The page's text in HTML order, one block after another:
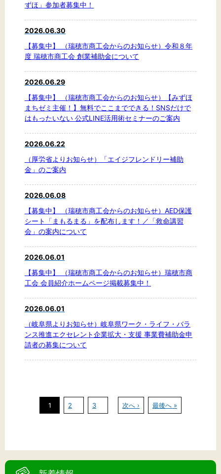
ずほ」参加者募集中！
2026.06.30
【募集中】 （瑞穂市商工会からのお知らせ）令和８年
度 瑞穂市商工会 創業補助金について
2026.06.29
【募集中】 （瑞穂市商工会からのお知らせ）【みずほ
まちゼミ主催！】無料でここまでできる！SNSだけで
はもったいない 公式LINE活用術セミナーのご案内
2026.06.22
（厚労省よりお知らせ）「エイジフレンドリー補助
金」のご案内
2026.06.08
【募集中】 （瑞穂市商工会からのお知らせ）AED保護
シート「まもるまる」を配布します！／「救命講習
会」の案内について
2026.06.01
【募集中】 （瑞穂市商工会からのお知らせ）瑞穂市商
工会 会員紹介ホームページ掲載募集中！
2026.06.01
（岐阜県よりお知らせ）岐阜県ワーク・ライフ・バラ
ンス推進エクセレント企業拡大・支援 事業費補助金申
請者の募集について
1 2 3 次へ › 最後へ »